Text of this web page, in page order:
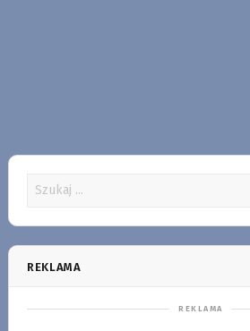
REKLAMA